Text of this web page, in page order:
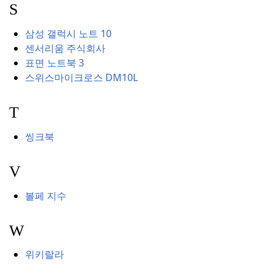
S
삼성 갤럭시 노트 10
센서리움 주식회사
표면 노트북 3
스위스마이크로스 DM10L
T
씽크북
V
볼페 지수
W
위키랄라